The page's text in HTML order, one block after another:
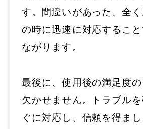
す。間違いがあった、全
の時に迅速に対応するこ
ながります。
最後に、使用後の満足度
欠かせません。トラブル
ぐに対応し、信頼を得ま